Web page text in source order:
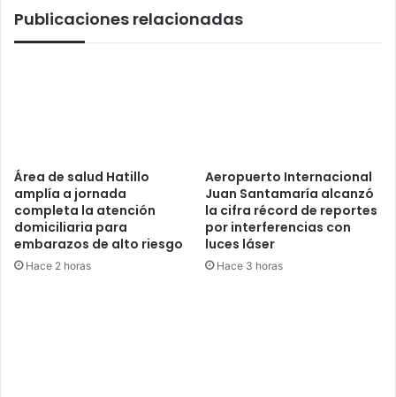
2
r
e
a
u
c
r
e
e
q
u
Publicaciones relacionadas
Área de salud Hatillo
amplía a jornada
completa la atención
domiciliaria para
embarazos de alto riesgo
Hace 2 horas
Aeropuerto Internacional
Juan Santamaría alcanzó
la cifra récord de reportes
por interferencias con
luces láser
Hace 3 horas